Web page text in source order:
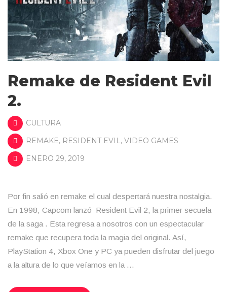
Remake de Resident Evil
2.
CULTURA
REMAKE, RESIDENT EVIL, VIDEO GAMES
ENERO 29, 2019
Por fin salió en remake el cual despertará nuestra nostalgia.
En 1998, Capcom lanzó Resident Evil 2, la primer secuela
de la saga . Esta regresa a nosotros con un espectacular
remake que recupera toda la magia del original. Así,
PlayStation 4, Xbox One y PC ya pueden disfrutar del juego
a la altura de lo que veíamos en la …